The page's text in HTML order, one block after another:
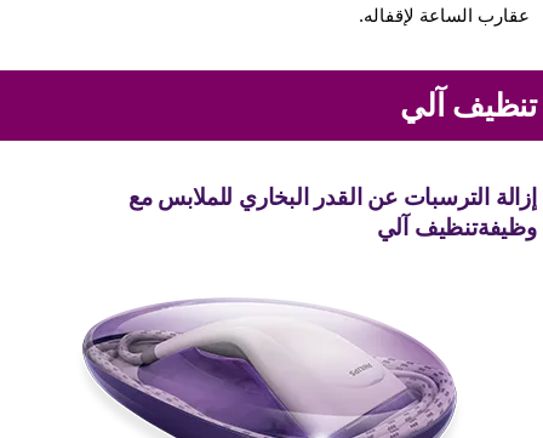
عقارب الساعة لإقفاله.
آلي
الترسبات عن القدر البخاري للملابس مع
آلي